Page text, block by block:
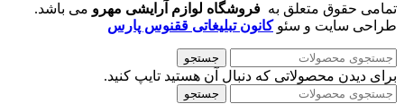
تمامی حقوق متعلق به فروشگاه لوازم آرایشی مهرو می باشد.
طراحی سایت و سئوکانون تبلیغاتی ققنوس پارس
جستجو
برای دیدن محصولاتی که دنبال آن هستید تایپ کنید.
جستجو